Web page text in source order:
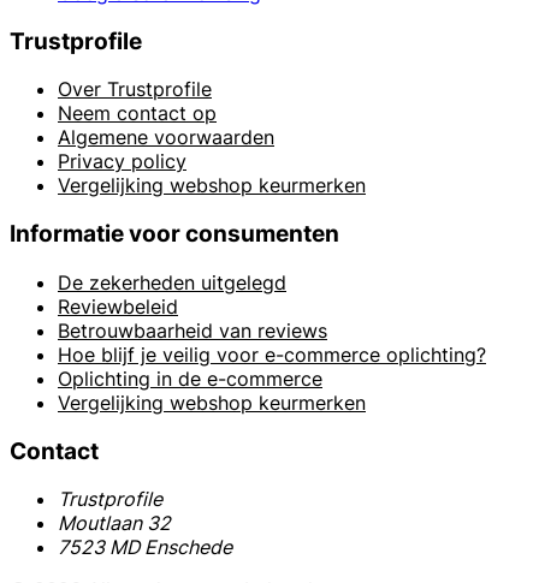
Trustprofile
Over Trustprofile
Neem contact op
Algemene voorwaarden
Privacy policy
Vergelijking webshop keurmerken
Informatie voor consumenten
De zekerheden uitgelegd
Reviewbeleid
Betrouwbaarheid van reviews
Hoe blijf je veilig voor e-commerce oplichting?
Oplichting in de e-commerce
Vergelijking webshop keurmerken
Contact
Trustprofile
Moutlaan 32
7523 MD Enschede